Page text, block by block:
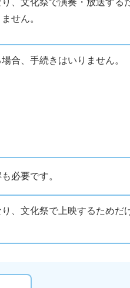
、文化祭で演奏・放送する
せん。
合、手続きはいりません。
必要です。
、文化祭で上映するためだ